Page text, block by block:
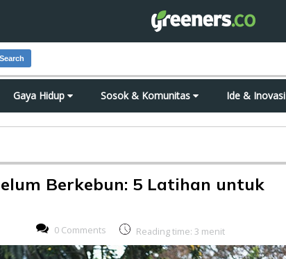
Search
Gaya Hidup Sosok & Komunitas Ide & Inovasi
Berkebun: 5 Latihan untuk
0 Comments Reading time: 3 menit